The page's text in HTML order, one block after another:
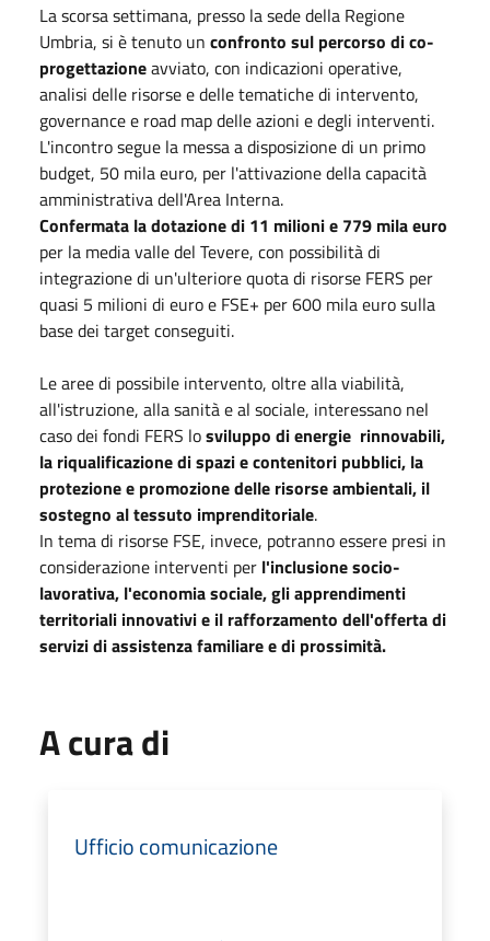
La scorsa settimana, presso la sede della Regione
Umbria, si è tenuto un confronto sul percorso di co-
progettazioneavviato, con indicazioni operative,
analisi delle risorse e delle tematiche di intervento,
governance e road map delle azioni e degli interventi.
L'incontro segue la messa a disposizione di un primo
budget, 50 mila euro, per l'attivazione della capacità
amministrativa dell'Area Interna.
Confermata la dotazione di 11 milioni e 779 mila euro
per la media valle del Tevere, con possibilità di
integrazione di un'ulteriore quota di risorse FERS per
quasi 5 milioni di euro e FSE+ per 600 mila euro sulla
base dei target conseguiti.
Le aree di possibile intervento, oltre alla viabilità,
all'istruzione, alla sanità e al sociale, interessano nel
caso dei fondi FERS losviluppo di energie rinnovabili,
la riqualificazione di spazi e contenitori pubblici, la
protezione e promozione delle risorse ambientali, il
sostegno al tessuto imprenditoriale.
In tema di risorse FSE, invece, potranno essere presi in
considerazione interventi per l'inclusione socio-
lavorativa, l'economia sociale, gli apprendimenti
territoriali innovativi e il rafforzamento dell'offerta di
servizi di assistenza familiare e di prossimità.
A cura di
Ufficio comunicazione